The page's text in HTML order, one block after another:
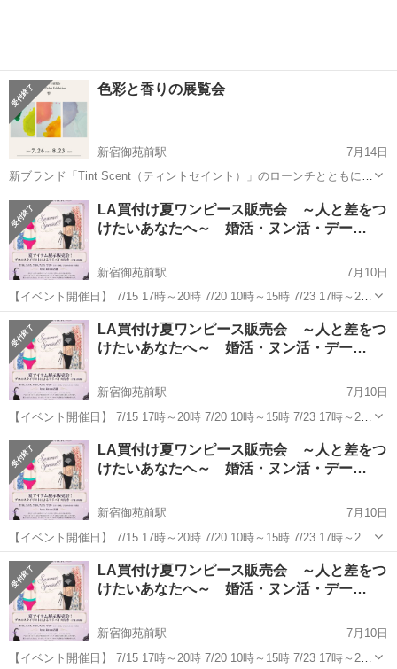
色彩と香りの展覧会
新宿御苑前駅
7月14日
新ブランド「Tint Scent（ティントセイント）」のローンチとともに、
プロダクトの香りと世界観を体感していただける展覧会を開催いたし
ます。 "香りの雫に色を宿す" 3つの”雫”の香りを展示。 ご予約不要...
東京 新宿区 新宿御苑前駅 展示会 展覧会
LA買付け夏ワンピース販売会 ～人と差をつ
けたいあなたへ～ 婚活・ヌン活・デー…
新宿御苑前駅
7月10日
【イベント開催日】 7/15 17時～20時 7/20 10時～15時 7/23 17時～20
時 7/29 17時～20時 世界のエッセンスで私をもっと自由に、もっと私
らしく。 自分を解放して楽...
東京 新宿区 新宿御苑前駅 展示会 水着
LA買付け夏ワンピース販売会 ～人と差をつ
けたいあなたへ～ 婚活・ヌン活・デー…
新宿御苑前駅
7月10日
【イベント開催日】 7/15 17時～20時 7/20 10時～15時 7/23 17時～20
時 7/29 17時～20時 世界のエッセンスで私をもっと自由に、もっと私
らしく。 自分を解放して楽しまな...
東京 新宿区 新宿御苑前駅 展示会 水着
LA買付け夏ワンピース販売会 ～人と差をつ
けたいあなたへ～ 婚活・ヌン活・デー…
新宿御苑前駅
7月10日
【イベント開催日】 7/15 17時～20時 7/20 10時～15時 7/23 17時～20
時 7/29 17時～20時 世界のエッセンスで私をもっと自由に、もっと私
らしく。 自分を解放して楽しまな...
東京 新宿区 新宿御苑前駅 展示会 水着
LA買付け夏ワンピース販売会 ～人と差をつ
けたいあなたへ～ 婚活・ヌン活・デー…
新宿御苑前駅
7月10日
【イベント開催日】 7/15 17時～20時 7/20 10時～15時 7/23 17時～20